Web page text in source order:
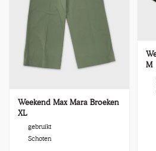
Weekend Max Mara Broeken
XL
gebruikt
Schoten
M